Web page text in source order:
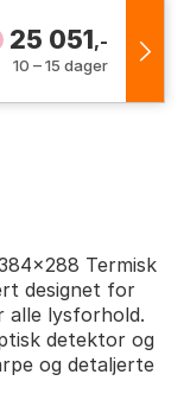
25 051,-
10 – 15 dager
Termisk
designet for
alle lysforhold.
detektor og
og detaljerte